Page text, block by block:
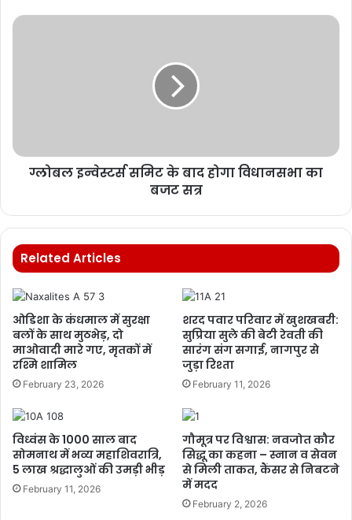
ग्लोबल इन्वेस्टर्स समिट के बाद होगा विधानसभा का
बजट सत्र
Related Articles
ओडिशा के कंधमाल में सुरक्षा
बलों के साथ मुठभेड़, दो
माओवादी मारे गए, मृतकों में
रश्मि शामिल
February 23, 2026
शरद पवार परिवार में खुशखबरी:
सुप्रिया सुले की बेटी रेवती की
सारंग संग सगाई, नागपुर से
जुड़ा रिश्ता
February 11, 2026
विध्वंस के 1000 साल बाद
सोमनाथ में भव्य महाशिवरात्रि,
5 लाख श्रद्धालुओं की उमड़ी भीड़
February 11, 2026
गौमूत्र पर विश्वास: नवजोत कौर
सिद्धू का कहना – स्नान व सेवन
से मिली ताकत, कैंसर से निबटने
में मदद
February 2, 2026